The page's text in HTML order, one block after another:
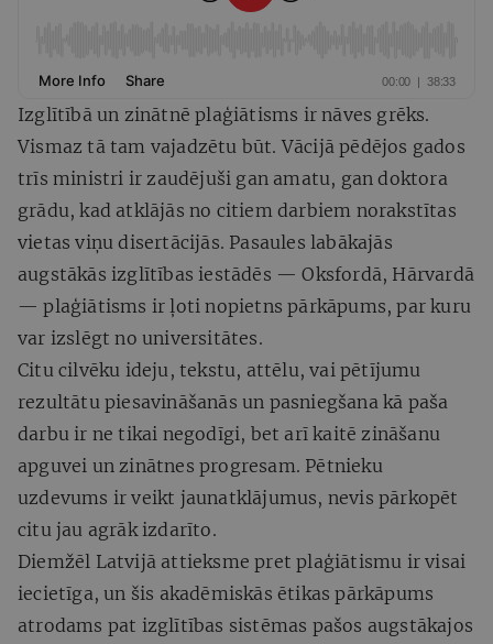
Izglītībā un zinātnē plaģiātisms ir nāves grēks.
Vismaz tā tam vajadzētu būt. Vācijā pēdējos gados
trīs ministri ir zaudējuši gan amatu, gan doktora
grādu, kad atklājās no citiem darbiem norakstītas
vietas viņu disertācijās. Pasaules labākajās
augstākās izglītības iestādēs — Oksfordā, Hārvardā
— plaģiātisms ir ļoti nopietns pārkāpums, par kuru
var izslēgt no universitātes.
Citu cilvēku ideju, tekstu, attēlu, vai pētījumu
rezultātu piesavināšanās un pasniegšana kā paša
darbu ir ne tikai negodīgi, bet arī kaitē zināšanu
apguvei un zinātnes progresam. Pētnieku
uzdevums ir veikt jaunatklājumus, nevis pārkopēt
citu jau agrāk izdarīto.
Diemžēl Latvijā attieksme pret plaģiātismu ir visai
iecietīga, un šis akadēmiskās ētikas pārkāpums
atrodams pat izglītības sistēmas pašos augstākajos